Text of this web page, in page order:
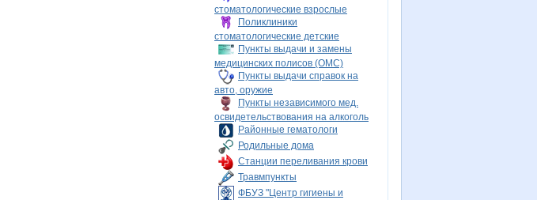
стоматологические взрослые
Поликлиники
стоматологические детские
Пункты выдачи и замены
медицинских полисов (ОМС)
Пункты выдачи справок на
авто, оружие
Пункты независимого мед.
освидетельствования на алкоголь
Районные гематологи
Родильные дома
Станции переливания крови
Травмпункты
ФБУЗ "Центр гигиены и